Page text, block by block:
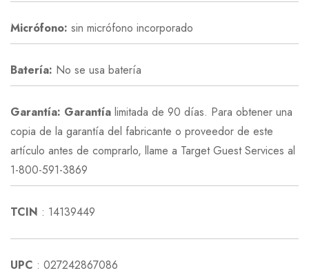
Micrófono: sin micrófono incorporado
Batería: No se usa batería
Garantía: Garantía limitada de 90 días. Para obtener una
copia de la garantía del fabricante o proveedor de este
artículo antes de comprarlo, llame a Target Guest Services al
1-800-591-3869
TCIN : 14139449
UPC : 027242867086